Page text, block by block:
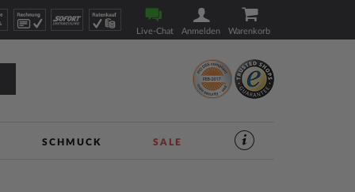
Live-Chat Anmelden Warenkorb
SCHMUCK SALE
SERVICES